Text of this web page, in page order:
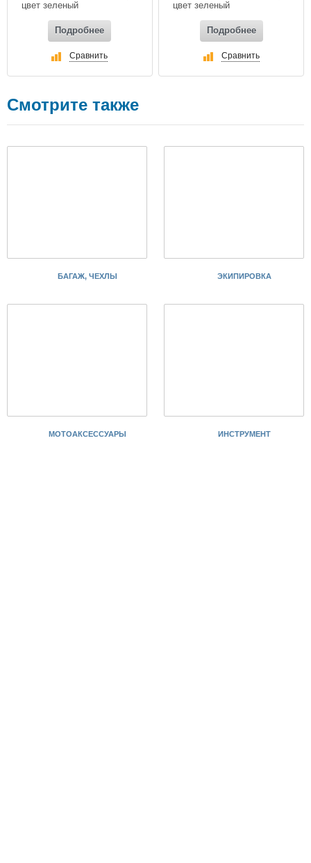
цвет зеленый
Подробнее
Сравнить
цвет зеленый
Подробнее
Сравнить
Смотрите также
БАГАЖ, ЧЕХЛЫ ЭКИПИРОВКА
МОТОАКСЕССУАРЫ ИНСТРУМЕНТ